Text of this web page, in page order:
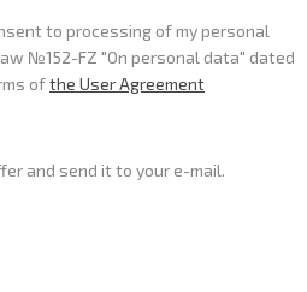
to processing of my personal
№152-FZ "On personal data" dated
ofthe User Agreement
and send it to your e-mail.